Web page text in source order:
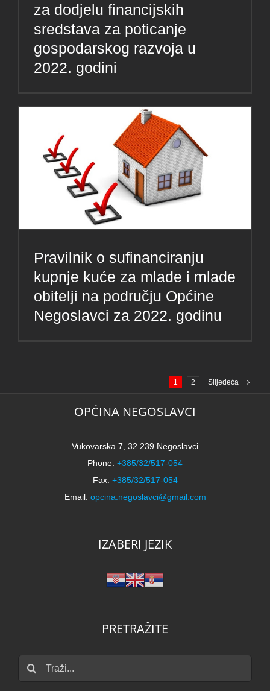
za dodjelu financijskih
sredstava za poticanje
gospodarskog razvoja u
2022. godini
Pravilnik o sufinanciranju
kupnje kuće za mlade i mlade
obitelji na području Općine
Negoslavci za 2022. godinu
1 2 Slijedeća
OPĆINA NEGOSLAVCI
Vukovarska 7, 32 239 Negoslavci
Phone: +385/32/517-054
Fax: +385/32/517-054
Email: opcina.negoslavci@gmail.com
IZABERI JEZIK
PRETRAŽITE
Traži...